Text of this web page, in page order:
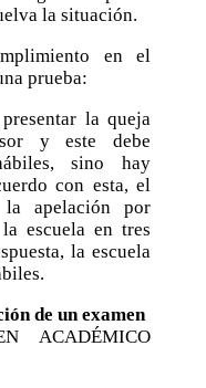
estudios total
de cursos
Plan 04
en
03
02
la situación.
en el
prueba:
la queja
y este debe
sino hay
con esta, el
la apelación por
escuela en tres
la escuela
de un examen
ACADÉMICO